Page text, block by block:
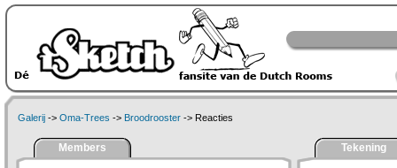
Galerij -> Oma-Trees -> Broodrooster -> Reacties
Members Tekening